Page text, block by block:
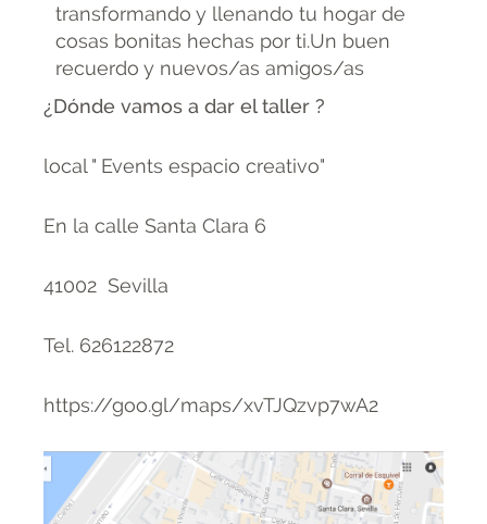
transformando y llenando tu hogar de
cosas bonitas hechas por ti.Un buen
recuerdo y nuevos/as amigos/as
¿Dónde vamos a dar el taller ?
local " Events espacio creativo"
En la calle Santa Clara 6
41002 Sevilla
Tel. 626122872
https://goo.gl/maps/xvTJQzvp7wA2